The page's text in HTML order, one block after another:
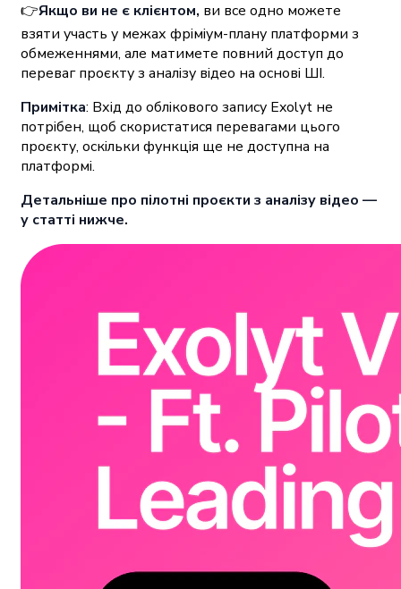
👉Якщо ви не є клієнтом, ви все одно можете
взяти участь у межах фріміум-плану платформи з
обмеженнями, але матимете повний доступ до
переваг проєкту з аналізу відео на основі ШІ.
Примітка: Вхід до облікового запису Exolyt не
потрібен, щоб скористатися перевагами цього
проєкту, оскільки функція ще не доступна на
платформі.
Детальніше про пілотні проєкти з аналізу відео —
у статті нижче.